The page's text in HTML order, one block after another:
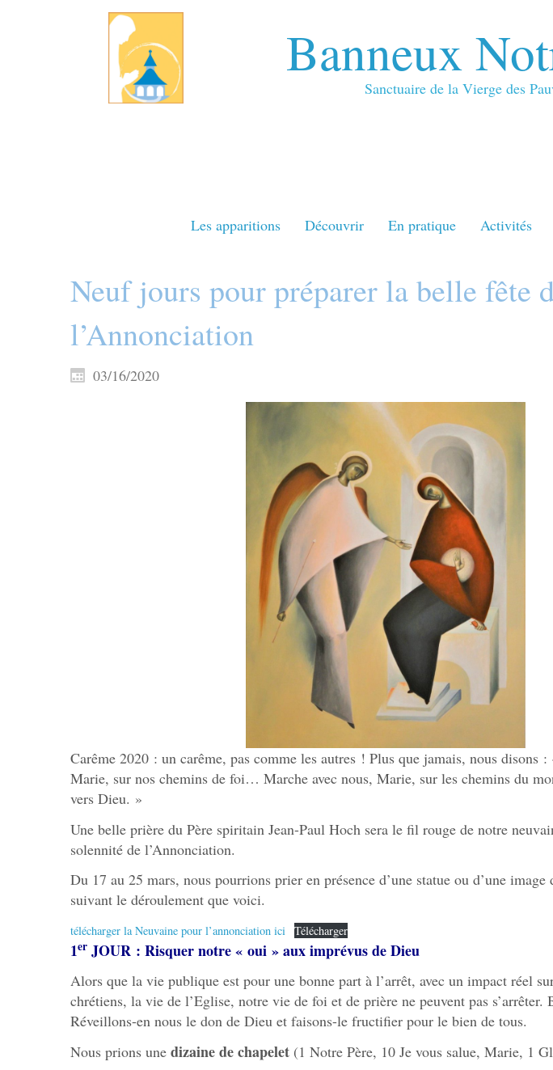
Banneux
Sanctuaire de la Vierge des
Les apparitions Découvrir En pratique Activités
Neuf jours pour préparer la belle fête
l’Annonciation
03/16/2020
Carême 2020 : un carême, pas comme les autres ! Plus que jamais, nous disons :
Marie, sur nos chemins de foi… Marche avec nous, Marie, sur les chemins du
vers Dieu. »
Une belle prière du Père spiritain Jean-Paul Hoch sera le fil rouge de notre
solennité de l’Annonciation.
Du 17 au 25 mars, nous pourrions prier en présence d’une statue ou d’une
suivant le déroulement que voici.
télécharger la Neuvaine pour l’annonciation ici Télécharger
1er JOUR : Risquer notre « oui » aux imprévus de Dieu
Alors que la vie publique est pour une bonne part à l’arrêt, avec un impact réel
chrétiens, la vie de l’Eglise, notre vie de foi et de prière ne peuvent pas s’arrêter.
Réveillons-en nous le don de Dieu et faisons-le fructifier pour le bien de tous.
Nous prions une dizaine de chapelet (1 Notre Père, 10 Je vous salue, Marie, 1